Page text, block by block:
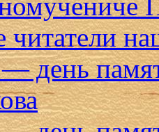
читатели
день